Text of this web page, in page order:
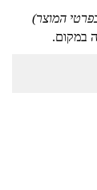
המוצר)
במקום.